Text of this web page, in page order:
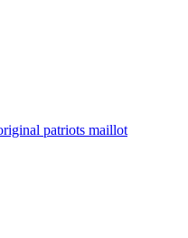
patriots maillot